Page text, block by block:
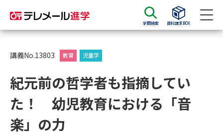
学問検索 資料請求BOX
資料請求
大学・短大の資料種類から請求
大学パンフ
講義No.13803 教育 児童学
紀元前の哲学者も指摘してい
た！ 幼児教育における「音
楽」の力